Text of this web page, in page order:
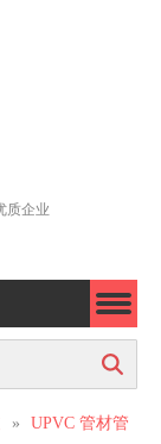
质企业
»
UPVC 管材管